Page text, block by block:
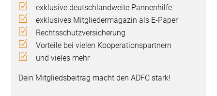
exklusive deutschlandweite Pannenhilfe
exklusives Mitgliedermagazin als E-Paper
Rechtsschutzversicherung
Vorteile bei vielen Kooperationspartnern
und vieles mehr
Dein Mitgliedsbeitrag macht den ADFC stark!